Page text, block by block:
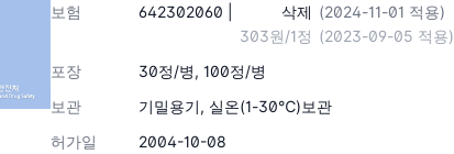
보험
642302060 | 삭제 (2024-11-01 적용)
303원/1정 (2023-09-05 적용)
포장
30정/병, 100정/병
보관
기밀용기, 실온(1-30℃)보관
허가일
2004-10-08